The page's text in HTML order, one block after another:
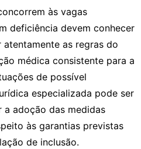
às vagas
deficiência devem conhecer
as regras do
médica consistente para a
de possível
especializada pode ser
adoção das medidas
às garantias previstas
de inclusão.